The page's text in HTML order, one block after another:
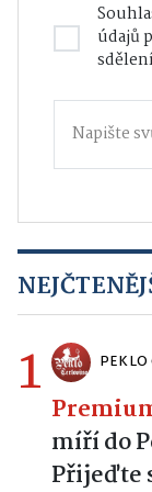
údajů
1
míří do
Přijeďte